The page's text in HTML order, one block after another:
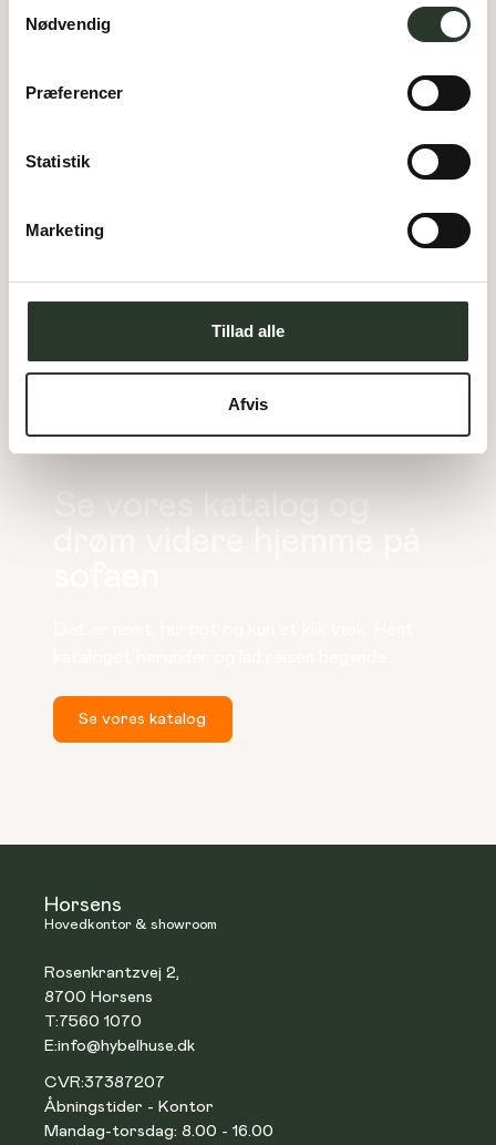
Nødvendig
Præferencer
Statistik
Marketing
Tillad alle
Afvis
Type:Vinkelhus
Se vores katalog og
Se vores katalog
Horsens
Hovedkontor & showroom
Rosenkrantzvej 2,
8700 Horsens
T:7560 1070
E:info@hybelhuse.dk
CVR:37387207
Åbningstider - Kontor
Mandag-torsdag: 8.00 - 16.00